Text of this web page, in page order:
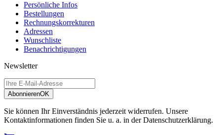
Persönliche Infos
Bestellungen
Rechnungskorrekturen
Adressen
Wunschliste
Benachrichtigungen
Newsletter
AbonnierenOK
Sie können Ihr Einverständnis jederzeit widerrufen. Unsere
Kontaktinformationen finden Sie u. a. in der Datenschutzerklärung.